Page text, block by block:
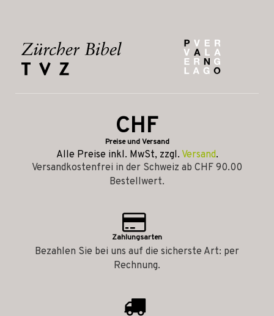
CHF
Preise und Versand
Alle Preise inkl. MwSt, zzgl. Versand.
Versandkostenfrei in der Schweiz ab CHF 90.00
Bestellwert.
Zahlungsarten
Bezahlen Sie bei uns auf die sicherste Art: per
Rechnung.